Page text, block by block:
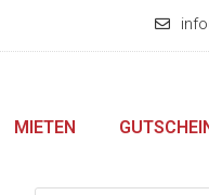
MIETEN